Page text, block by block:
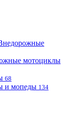
мотоциклы
68
и мопеды 134